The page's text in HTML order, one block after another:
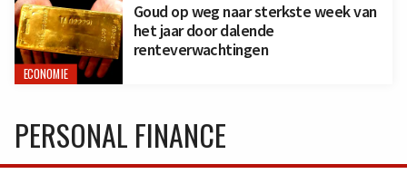
ECONOMIE
Goud op weg naar sterkste week van
het jaar door dalende
renteverwachtingen
PERSONAL FINANCE